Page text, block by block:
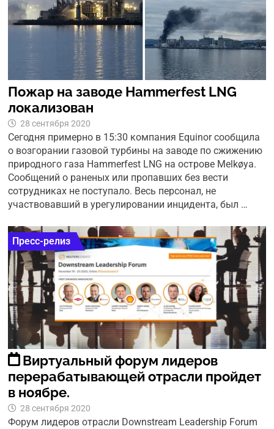
Пожар на заводе Hammerfest LNG
локализован
28 сентября 2020
Сегодня примерно в 15:30 компания Equinor сообщила
о возгорании газовой турбины на заводе по сжижению
природного газа Hammerfest LNG на острове Melkøya.
Сообщений о раненых или пропавших без вести
сотрудниках не поступало. Весь персонал, не
участвовавший в урегулировании инцидента, был …
Пресс-релиз
Виртуальный форум лидеров
перерабатывающей отрасли пройдет
в ноябре.
28 сентября 2020
Форум лидеров отрасли Downstream Leadership Forum